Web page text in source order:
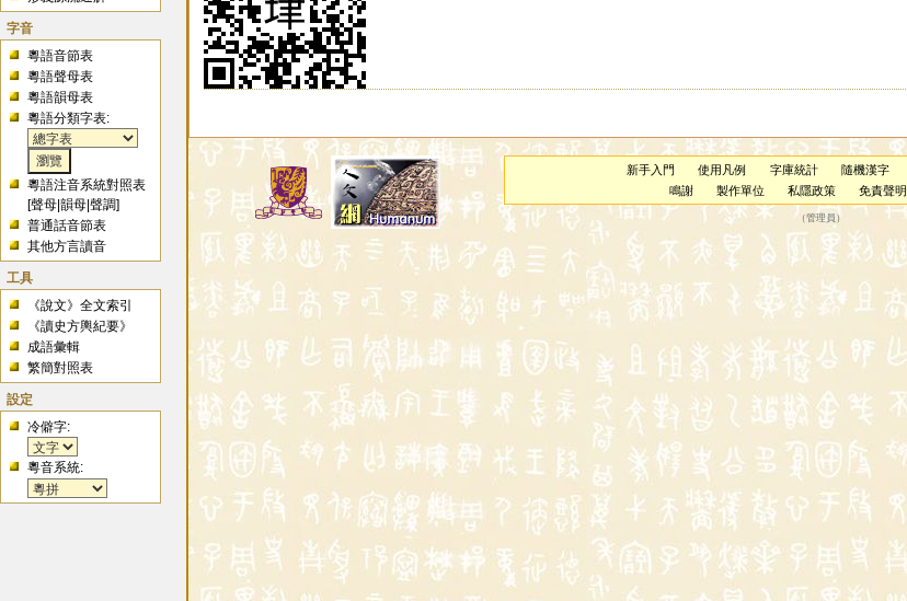
字音
粵語音節表
粵語聲母表
粵語韻母表
粵語分類字表:
粵語注音系統對照表
[聲母 |韻母 |聲調]
普通話音節表
其他方言讀音
工具
《說文》全文索引
《讀史方輿紀要》
成語彙輯
繁簡對照表
設定
冷僻字:
粵音系統:
新手入門 使用凡例 字庫統計 隨機漢字
鳴謝
製作單位 私隱政策 免責聲明
（管理員 ）